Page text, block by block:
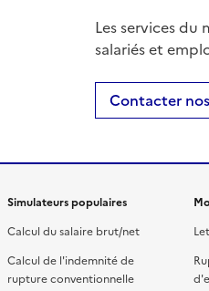
Les services
salariés et
Contacter
Simulateurs populaires
Calcul du salaire brut/net
Calcul de l'indemnité de
rupture conventionnelle